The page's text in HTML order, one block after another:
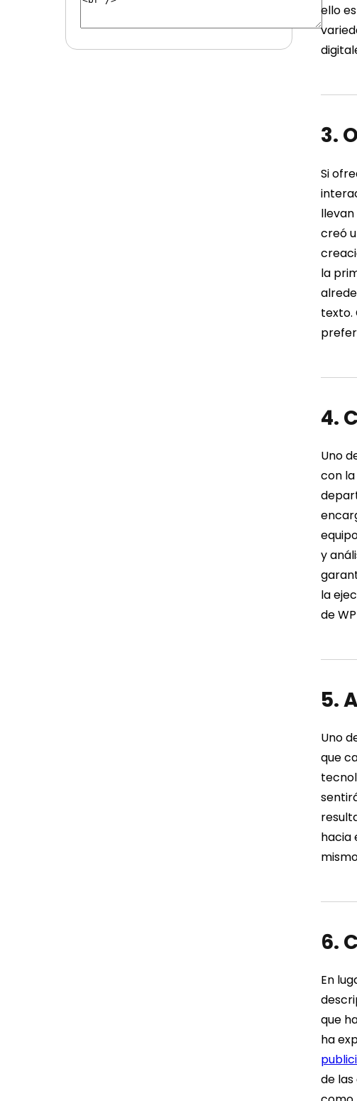
ello
3.
Si
creó
la
texto.
4.
Uno
con
y
la
de
5.
Uno
que
hacia
6.
En
que
ha
de